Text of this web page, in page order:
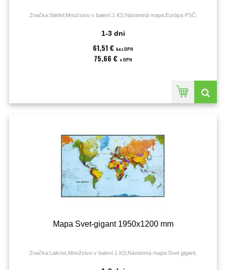
Značka:Stiefel;Množstvo v balení:1 KS;Nástenná mapa:Európa PSČ;
1-3 dni
61,51 € bez DPH
75,66 € s DPH
Mapa Svet-gigant 1950x1200 mm
Značka:Lakros;Množstvo v balení:1 KS;Nástenná mapa:Svet gigant;